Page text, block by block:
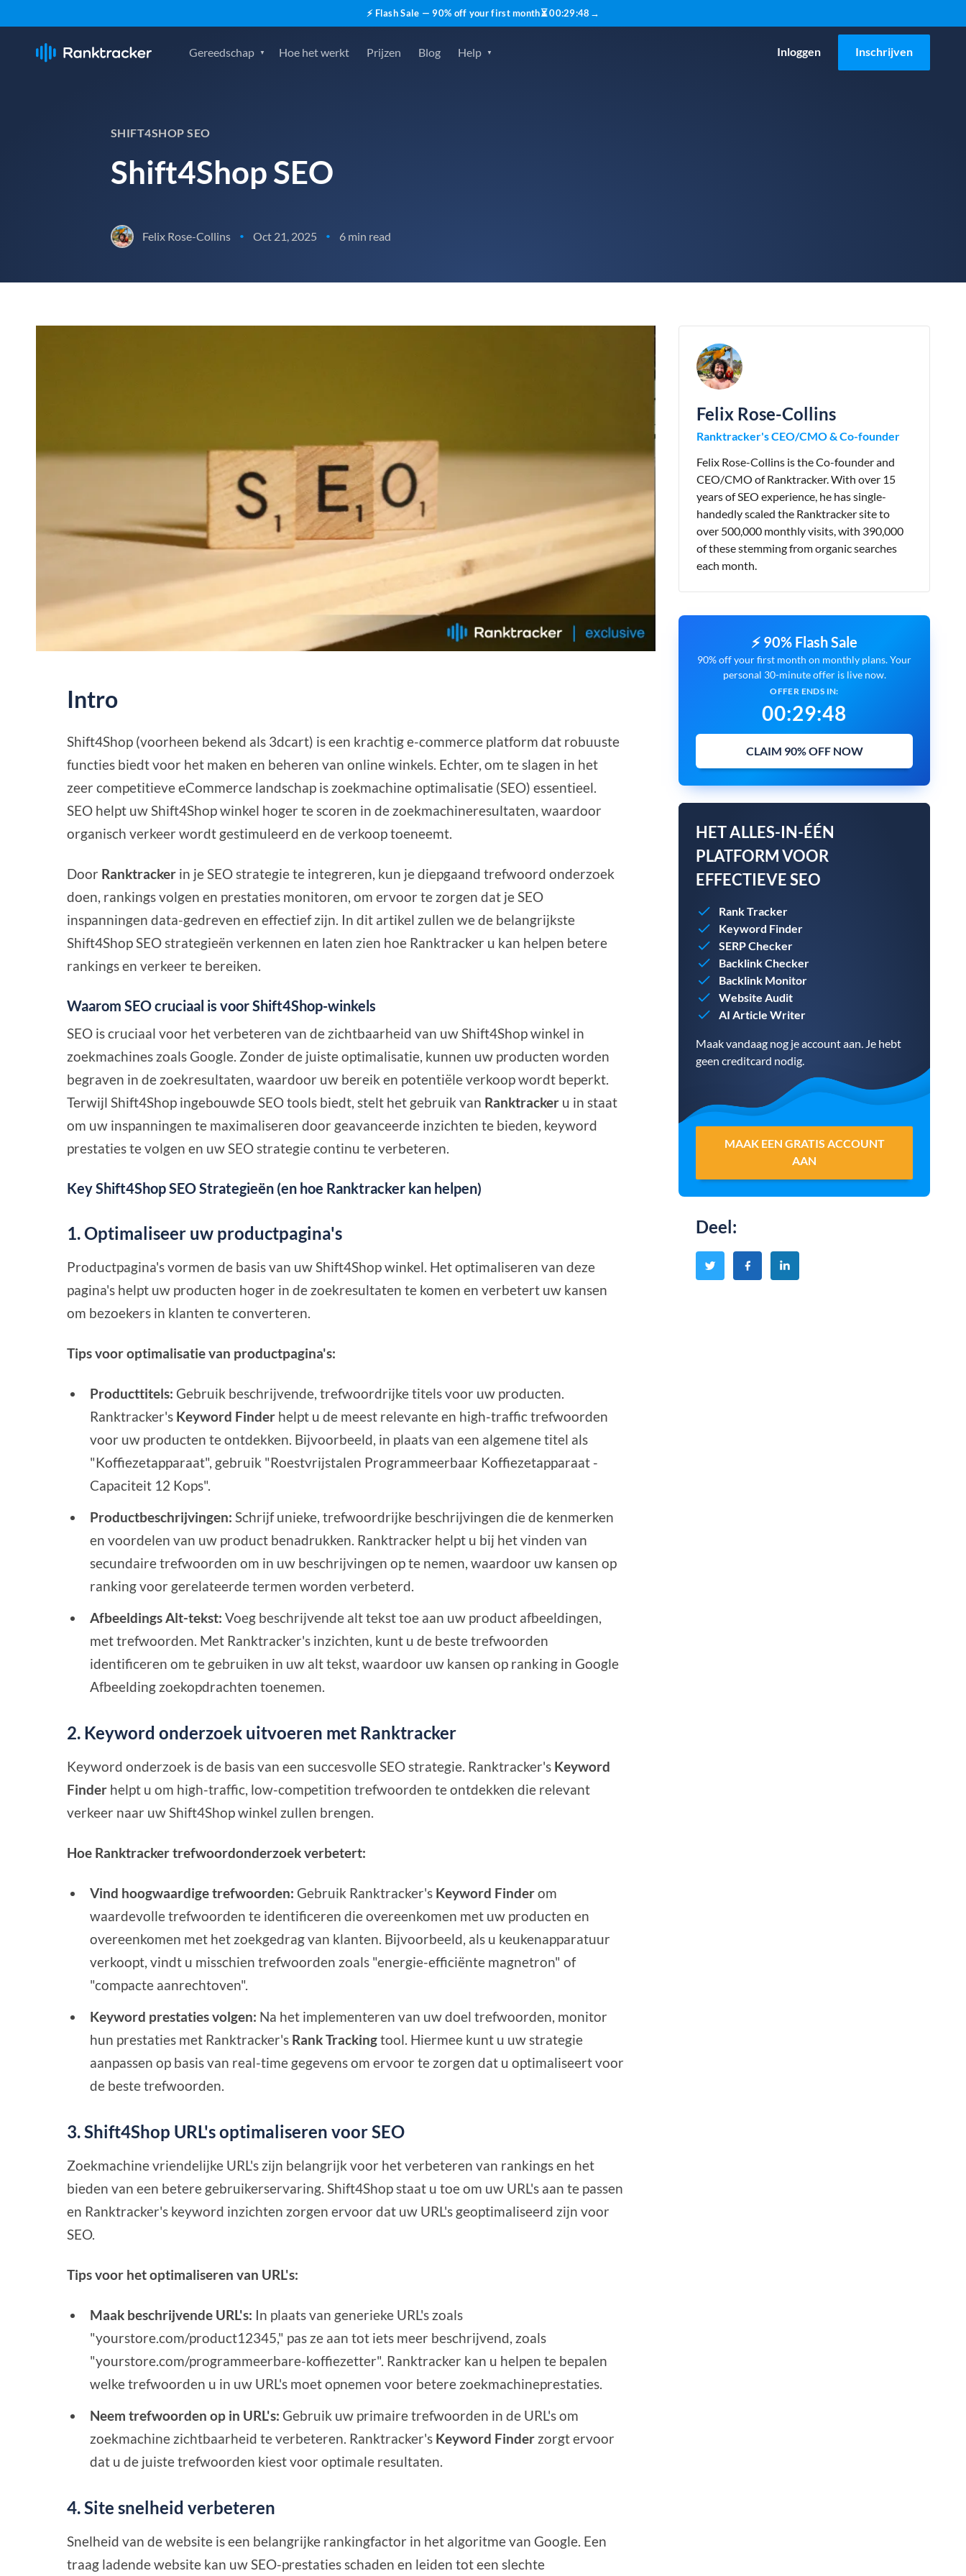
⚡ Flash Sale — 90% off your first month⏳00:29:47 →
Gereedschap Hoe het werkt Prijzen Blog Help Inloggen Inschrijven
SHIFT4SHOP SEO
Shift4Shop SEO
Felix Rose-Collins • Oct 21, 2025 • 6 min read
Intro
Shift4Shop (voorheen bekend als 3dcart) is een krachtig e-commerce platform dat robuuste
functies biedt voor het maken en beheren van online winkels. Echter, om te slagen in het
zeer competitieve eCommerce landschap is zoekmachine optimalisatie (SEO) essentieel.
SEO helpt uw Shift4Shop winkel hoger te scoren in de zoekmachineresultaten, waardoor
organisch verkeer wordt gestimuleerd en de verkoop toeneemt.
Door Ranktracker in je SEO strategie te integreren, kun je diepgaand trefwoord onderzoek
doen, rankings volgen en prestaties monitoren, om ervoor te zorgen dat je SEO
inspanningen data-gedreven en effectief zijn. In dit artikel zullen we de belangrijkste
Shift4Shop SEO strategieën verkennen en laten zien hoe Ranktracker u kan helpen betere
rankings en verkeer te bereiken.
Waarom SEO cruciaal is voor Shift4Shop-winkels
SEO is cruciaal voor het verbeteren van de zichtbaarheid van uw Shift4Shop winkel in
zoekmachines zoals Google. Zonder de juiste optimalisatie, kunnen uw producten worden
begraven in de zoekresultaten, waardoor uw bereik en potentiële verkoop wordt beperkt.
Terwijl Shift4Shop ingebouwde SEO tools biedt, stelt het gebruik van Ranktracker u in staat
om uw inspanningen te maximaliseren door geavanceerde inzichten te bieden, keyword
prestaties te volgen en uw SEO strategie continu te verbeteren.
Key Shift4Shop SEO Strategieën (en hoe Ranktracker kan helpen)
1. Optimaliseer uw productpagina's
Productpagina's vormen de basis van uw Shift4Shop winkel. Het optimaliseren van deze
pagina's helpt uw producten hoger in de zoekresultaten te komen en verbetert uw kansen
om bezoekers in klanten te converteren.
Tips voor optimalisatie van productpagina's:
Producttitels: Gebruik beschrijvende, trefwoordrijke titels voor uw producten.
Ranktracker's Keyword Finder helpt u de meest relevante en high-traffic trefwoorden
voor uw producten te ontdekken. Bijvoorbeeld, in plaats van een algemene titel als
"Koffiezetapparaat", gebruik "Roestvrijstalen Programmeerbaar Koffiezetapparaat -
Capaciteit 12 Kops".
Productbeschrijvingen: Schrijf unieke, trefwoordrijke beschrijvingen die de kenmerken
en voordelen van uw product benadrukken. Ranktracker helpt u bij het vinden van
secundaire trefwoorden om in uw beschrijvingen op te nemen, waardoor uw kansen op
ranking voor gerelateerde termen worden verbeterd.
Afbeeldings Alt-tekst: Voeg beschrijvende alt tekst toe aan uw product afbeeldingen,
met trefwoorden. Met Ranktracker's inzichten, kunt u de beste trefwoorden
identificeren om te gebruiken in uw alt tekst, waardoor uw kansen op ranking in Google
Afbeelding zoekopdrachten toenemen.
2. Keyword onderzoek uitvoeren met Ranktracker
Keyword onderzoek is de basis van een succesvolle SEO strategie. Ranktracker's Keyword
Finder helpt u om high-traffic, low-competition trefwoorden te ontdekken die relevant
verkeer naar uw Shift4Shop winkel zullen brengen.
Hoe Ranktracker trefwoordonderzoek verbetert:
Vind hoogwaardige trefwoorden: Gebruik Ranktracker's Keyword Finderom
waardevolle trefwoorden te identificeren die overeenkomen met uw producten en
overeenkomen met het zoekgedrag van klanten. Bijvoorbeeld, als u keukenapparatuur
verkoopt, vindt u misschien trefwoorden zoals "energie-efficiënte magnetron" of
"compacte aanrechtoven".
Keyword prestaties volgen: Na het implementeren van uw doel trefwoorden, monitor
hun prestaties met Ranktracker's Rank Trackingtool. Hiermee kunt u uw strategie
aanpassen op basis van real-time gegevens om ervoor te zorgen dat u optimaliseert voor
de beste trefwoorden.
3. Shift4Shop URL's optimaliseren voor SEO
Zoekmachine vriendelijke URL's zijn belangrijk voor het verbeteren van rankings en het
bieden van een betere gebruikerservaring. Shift4Shop staat u toe om uw URL's aan te passen
en Ranktracker's keyword inzichten zorgen ervoor dat uw URL's geoptimaliseerd zijn voor
SEO.
Tips voor het optimaliseren van URL's:
Maak beschrijvende URL's: In plaats van generieke URL's zoals
"yourstore.com/product12345," pas ze aan tot iets meer beschrijvend, zoals
"yourstore.com/programmeerbare-koffiezetter". Ranktracker kan u helpen te bepalen
welke trefwoorden u in uw URL's moet opnemen voor betere zoekmachineprestaties.
Neem trefwoorden op in URL's: Gebruik uw primaire trefwoorden in de URL's om
zoekmachine zichtbaarheid te verbeteren. Ranktracker's Keyword Finder zorgt ervoor
dat u de juiste trefwoorden kiest voor optimale resultaten.
4. Site snelheid verbeteren
Snelheid van de website is een belangrijke rankingfactor in het algoritme van Google. Een
traag ladende website kan uw SEO-prestaties schaden en leiden tot een slechte
Felix Rose-Collins
Ranktracker's CEO/CMO & Co-founder
Felix Rose-Collins is the Co-founder and
CEO/CMO of Ranktracker. With over 15
years of SEO experience, he has single-
handedly scaled the Ranktracker site to
over 500,000 monthly visits, with 390,000
of these stemming from organic searches
each month.
⚡ 90% Flash Sale
90% off your first month on monthly plans. Your
personal 30-minute offer is live now.
OFFER ENDS IN:
00:29:47
CLAIM 90% OFF NOW
HET ALLES-IN-ÉÉN
PLATFORM VOOR
EFFECTIEVE SEO
Rank Tracker
Keyword Finder
SERP Checker
Backlink Checker
Backlink Monitor
Website Audit
AI Article Writer
Maak vandaag nog je account aan. Je hebt
geen creditcard nodig.
MAAK EEN GRATIS ACCOUNT
AAN
Deel: